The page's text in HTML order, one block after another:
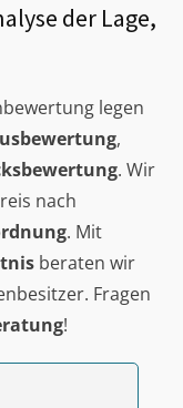
der Lage,
legen
,
. Wir
nach
. Mit
beraten wir
Fragen
!